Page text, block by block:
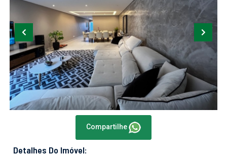
Compartilhe
Detalhes Do Imóvel: